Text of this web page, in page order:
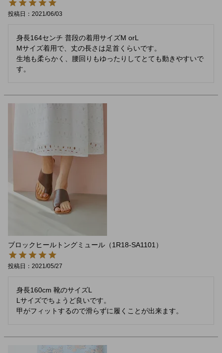
投稿日 2021/06/03
身長164センチ 普段の着用サイズM orL
Mサイズ着用で、丈の長さは足首くらいです。
生地も柔らかく、腰回りもゆったりしてとても動きやすいで
す。
ブロックヒールトングミュール（1R18-SA1101）
投稿日 2021/05/27
身長160cm 靴のサイズL
Lサイズでちょうど良いです。
甲がフィットするので滑らずに履くことが出来ます。